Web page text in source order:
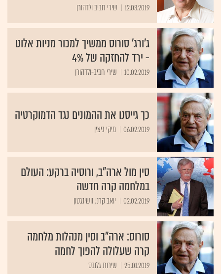
12.03.2019 שירי חביב ולדהורן
ג'ורג' סורוס ממשיך למכור מניות אלוט
- ירד להחזקה של 4%
10.02.2019 שירי חביב-ולדהורן
כך גייסנו את ההמונים נגד הדמוקרטיה
06.02.2019 מיקי גיצין
סין מול ארה"ב, ורוסיה ברקע: העולם
במלחמה קרה חדשה
02.02.2019 יואב קרני, וושינגטון
סורוס: ארה"ב וסין מנהלות מלחמה
קרה שעלולה להפוך לחמה
25.01.2019 שירות גלובס